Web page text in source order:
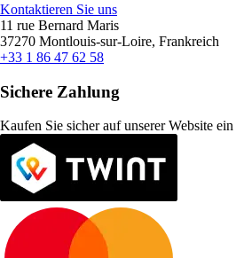
Kontaktieren Sie uns
11 rue Bernard Maris
37270 Montlouis-sur-Loire, Frankreich
+33 1 86 47 62 58
Sichere Zahlung
Kaufen Sie sicher auf unserer Website ein